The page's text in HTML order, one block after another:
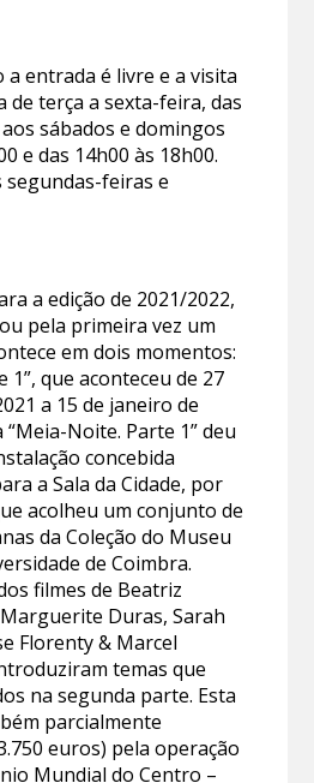
a entrada é livre e a visita
de terça a sexta-feira, das
sábados e domingos
e das 14h00 às 18h00.
segundas-feiras e
a edição de 2021/2022,
pela primeira vez um
em dois momentos:
1”, que aconteceu de 27
a 15 de janeiro de
Noite. Parte 1” deu
concebida
a Sala da Cidade, por
acolheu um conjunto de
da Coleção do Museu
de Coimbra.
filmes de Beatriz
Duras, Sarah
Florenty & Marcel
temas que
na segunda parte. Esta
parcialmente
euros) pela operação
Mundial do Centro –